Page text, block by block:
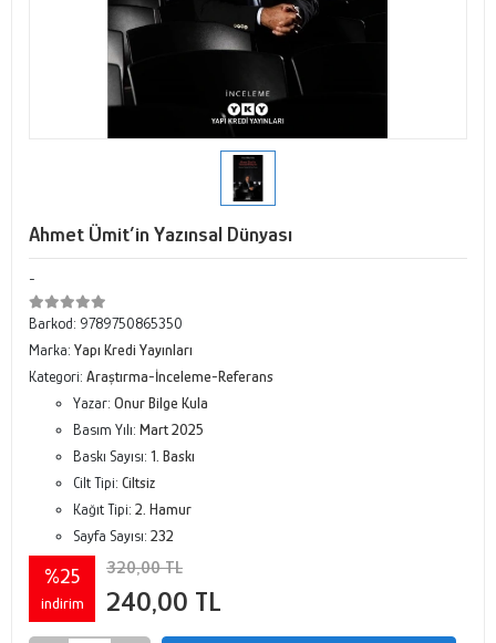
Ahmet Ümit’in Yazınsal Dünyası
-
Barkod: 9789750865350
Marka: Yapı Kredi Yayınları
Kategori: Araştırma-İnceleme-Referans
Yazar: Onur Bilge Kula
Basım Yılı: Mart 2025
Baskı Sayısı: 1. Baskı
Cilt Tipi: Ciltsiz
Kağıt Tipi: 2. Hamur
Sayfa Sayısı: 232
%25
indirim
320,00 TL
240,00 TL